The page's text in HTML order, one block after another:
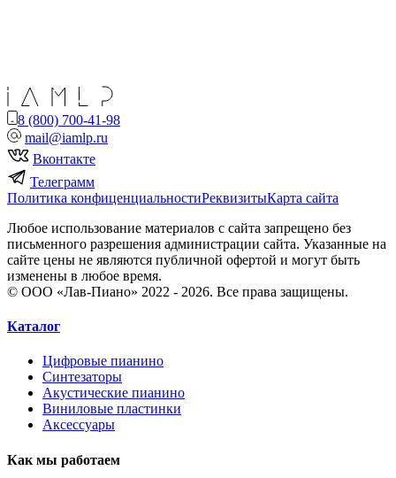
8 (800) 700-41-98
mail@iamlp.ru
Вконтакте
Телеграмм
Политика конфиценциальностиРеквизитыКарта сайта
Любое использование материалов с сайта запрещено без
письменного разрешения администрации сайта. Указанные на
сайте цены не являются публичной офертой и могут быть
изменены в любое время.
© ООО «Лав-Пиано» 2022 - 2026. Все права защищены.
Каталог
Цифровые пианино
Синтезаторы
Акустические пианино
Виниловые пластинки
Аксессуары
Как мы работаем